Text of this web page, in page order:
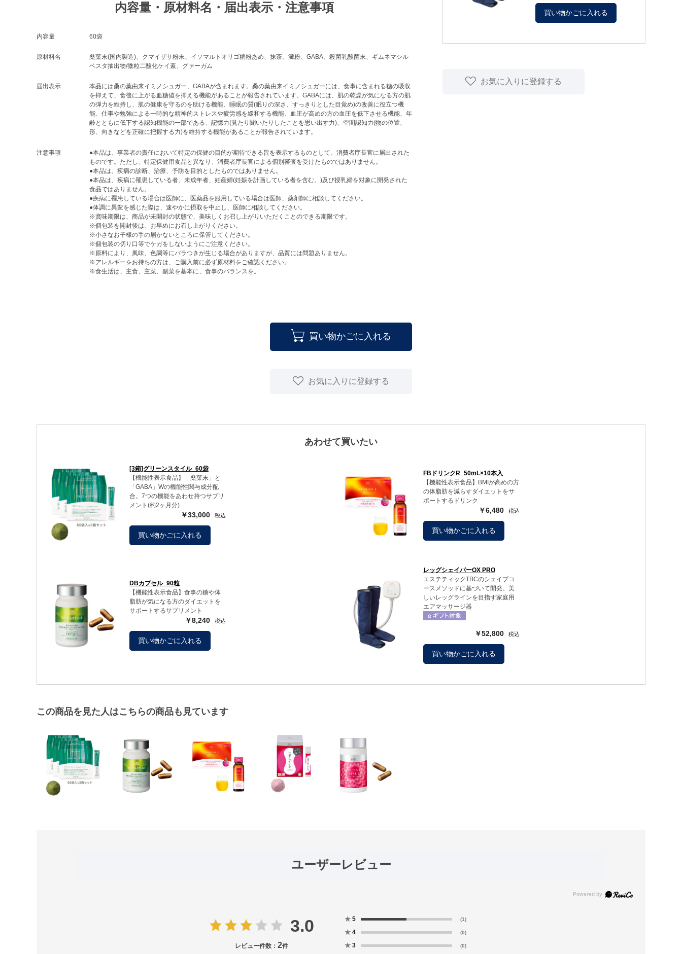
内容量・原材料名・届出表示・注意事項
内容量 60袋
原材料名
桑葉末(国内製造)、クマイザサ粉末、イソマルトオリゴ糖粉あめ、抹茶、澱粉、GABA、殺菌乳酸菌末、ギムネマシル
ベスタ抽出物/微粒二酸化ケイ素、グァーガム
届出表示
本品には桑の葉由来イミノシュガー、GABAが含まれます。桑の葉由来イミノシュガーには、食事に含まれる糖の吸収
を抑えて、食後に上がる血糖値を抑える機能があることが報告されています。GABAには、肌の乾燥が気になる方の肌
の弾力を維持し、肌の健康を守るのを助ける機能、睡眠の質(眠りの深さ、すっきりとした目覚め)の改善に役立つ機
能、仕事や勉強による一時的な精神的ストレスや疲労感を緩和する機能、血圧が高めの方の血圧を低下させる機能、年
齢とともに低下する認知機能の一部である、記憶力(見たり聞いたりしたことを思い出す力)、空間認知力(物の位置、
形、向きなどを正確に把握する力)を維持する機能があることが報告されています。
注意事項
●本品は、事業者の責任において特定の保健の目的が期待できる旨を表示するものとして、消費者庁長官に届出された
ものです。ただし、特定保健用食品と異なり、消費者庁長官による個別審査を受けたものではありません。
●本品は、疾病の診断、治療、予防を目的としたものではありません。
●本品は、疾病に罹患している者、未成年者、妊産婦(妊娠を計画している者を含む。)及び授乳婦を対象に開発された
食品ではありません。
●疾病に罹患している場合は医師に、医薬品を服用している場合は医師、薬剤師に相談してください。
●体調に異変を感じた際は、速やかに摂取を中止し、医師に相談してください。
※賞味期限は、商品が未開封の状態で、美味しくお召し上がりいただくことのできる期限です。
※個包装を開封後は、お早めにお召し上がりください。
※小さなお子様の手の届かないところに保管してください。
※個包装の切り口等でケガをしないようにご注意ください。
※原料により、風味、色調等にバラつきが生じる場合がありますが、品質には問題ありません。
※アレルギーをお持ちの方は、ご購入前に必ず原材料をご確認ください。
※食生活は、主食、主菜、副菜を基本に、食事のバランスを。
買い物かごに入れる
お気に入りに登録する
買い物かごに入れる
お気に入りに登録する
あわせて買いたい
[3箱]グリーンスタイル_60袋
【機能性表示食品】「桑葉末」と
「GABA」Wの機能性関与成分配
合。7つの機能をあわせ持つサプリ
メント(約2ヶ月分)
￥33,000
買い物かごに入れる
FBドリンクR_50mL×10本入
【機能性表示食品】BMIが高めの方
の体脂肪を減らすダイエットをサ
ポートするドリンク
￥6,480
買い物かごに入れる
DBカプセル_90粒
【機能性表示食品】食事の糖や体
脂肪が気になる方のダイエットを
サポートするサプリメント
￥8,240
買い物かごに入れる
レッグシェイパーOX PRO
エステティックTBCのシェイプコ
ースメソッドに基づいて開発。美
しいレッグラインを目指す家庭用
エアマッサージ器
￥52,800
買い物かごに入れる
この商品を見た人はこちらの商品も見ています
ユーザーレビュー
3.0
レビュー件数： 2件
★ 5 (1)
★ 4 (0)
★ 3 (0)